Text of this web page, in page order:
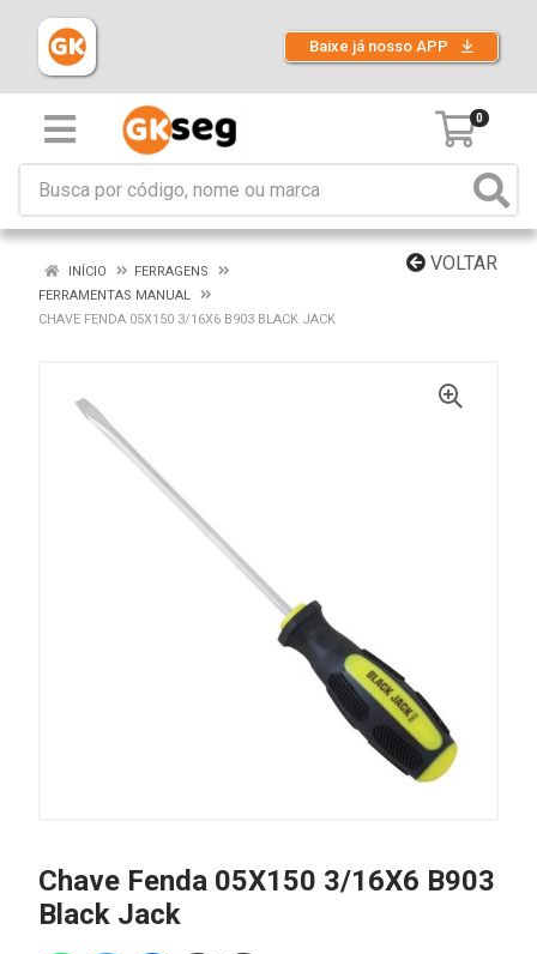
Baixe já nosso APP
0
VOLTAR
INÍCIO
FERRAGENS
FERRAMENTAS MANUAL
CHAVE FENDA 05X150 3/16X6 B903 BLACK JACK
Chave Fenda 05X150 3/16X6 B903
Black Jack